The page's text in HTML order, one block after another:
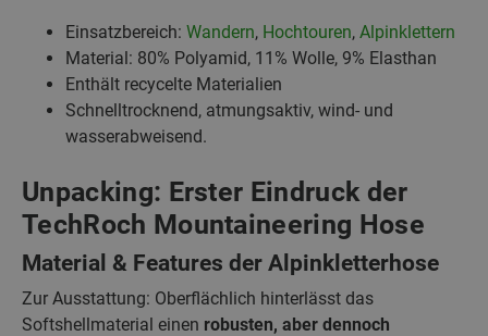
Einsatzbereich: Wandern, Hochtouren, Alpinklettern
Material: 80% Polyamid, 11% Wolle, 9% Elasthan
Enthält recycelte Materialien
Schnelltrocknend, atmungsaktiv, wind- und
wasserabweisend.
Unpacking: Erster Eindruck der
TechRoch Mountaineering Hose
Material & Features der Alpinkletterhose
Zur Ausstattung: Oberflächlich hinterlässt das
Softshellmaterial einen robusten, aber dennoch